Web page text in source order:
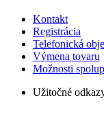
Kontakt
Registrácia
Telefonická
Výmena tovaru
Možnosti
Užitočné